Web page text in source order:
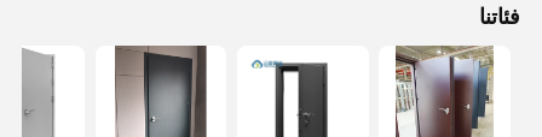
مقسم غرفة معلقة
غرفه هاتفية عازلة للصوت
فئاتنا